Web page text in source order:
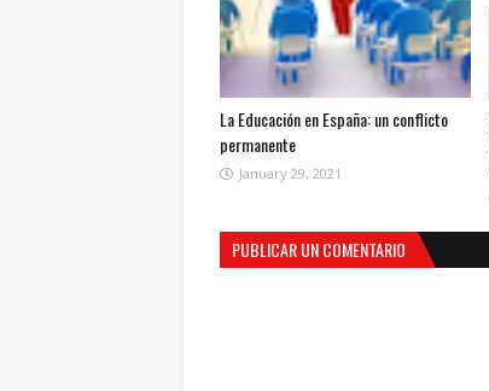
La Educación en España: un conflicto
permanente
January 29, 2021
PUBLICAR UN COMENTARIO